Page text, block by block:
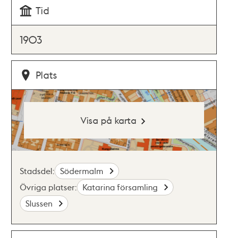
Tid
1903
Plats
Visa på karta
Stadsdel: Södermalm
Övriga platser: Katarina församling
Slussen